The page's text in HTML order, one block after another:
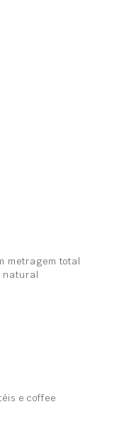
metragem total
natural
e coffee